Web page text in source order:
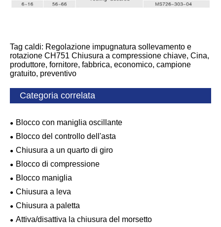
Tag caldi: Regolazione impugnatura sollevamento e
rotazione CH751 Chiusura a compressione chiave, Cina,
produttore, fornitore, fabbrica, economico, campione
gratuito, preventivo
Categoria correlata
Blocco con maniglia oscillante
Blocco del controllo dell'asta
Chiusura a un quarto di giro
Blocco di compressione
Blocco maniglia
Chiusura a leva
Chiusura a paletta
Attiva/disattiva la chiusura del morsetto